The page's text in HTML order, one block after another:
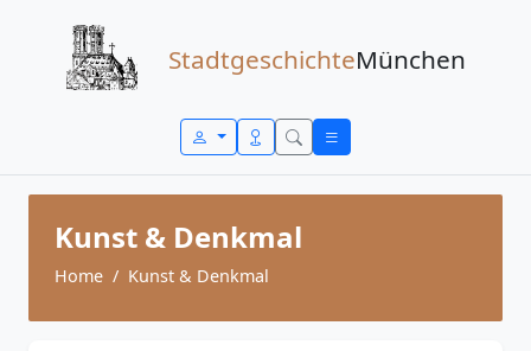
StadtgeschichteMünchen
Kunst & Denkmal
Home Kunst & Denkmal